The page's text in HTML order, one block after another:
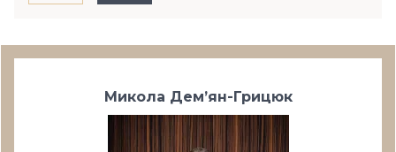
Микола Дем’ян-Грицюк